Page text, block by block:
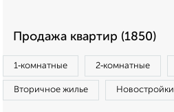
Продажа квартир (1850)
1‑комнатные 2‑комнатные
Вторичное жилье Новостройки